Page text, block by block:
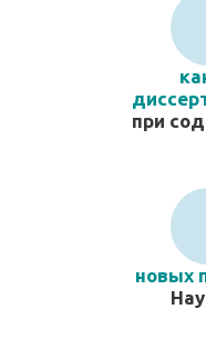
при
новых